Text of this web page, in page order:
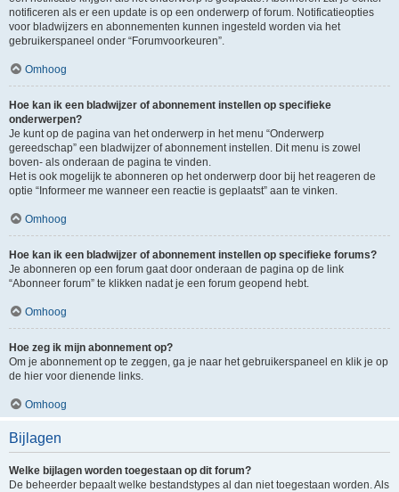
notificeren als er een update is op een onderwerp of forum. Notificatieopties
voor bladwijzers en abonnementen kunnen ingesteld worden via het
gebruikerspaneel onder “Forumvoorkeuren”.
Omhoog
Hoe kan ik een bladwijzer of abonnement instellen op specifieke
onderwerpen?
Je kunt op de pagina van het onderwerp in het menu “Onderwerp
gereedschap” een bladwijzer of abonnement instellen. Dit menu is zowel
boven- als onderaan de pagina te vinden.
Het is ook mogelijk te abonneren op het onderwerp door bij het reageren de
optie “Informeer me wanneer een reactie is geplaatst” aan te vinken.
Omhoog
Hoe kan ik een bladwijzer of abonnement instellen op specifieke forums?
Je abonneren op een forum gaat door onderaan de pagina op de link
“Abonneer forum” te klikken nadat je een forum geopend hebt.
Omhoog
Hoe zeg ik mijn abonnement op?
Om je abonnement op te zeggen, ga je naar het gebruikerspaneel en klik je op
de hier voor dienende links.
Omhoog
Bijlagen
Welke bijlagen worden toegestaan op dit forum?
De beheerder bepaalt welke bestandstypes al dan niet toegestaan worden. Als